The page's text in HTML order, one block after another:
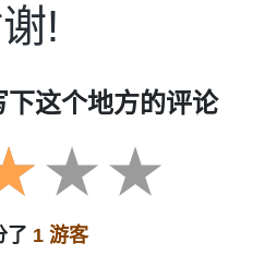
!
这个地方的评论
了 1 游客